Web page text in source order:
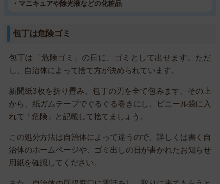
・マニキュアや除光液などの化粧品
包丁は危険ゴミ
包丁は「危険ゴミ」の日に、ゴミとして出せます。ただ
し、自治体によって捨て方が決められています。
新聞紙3枚を折り畳み、包丁の刃を全て包みます。その上
から、紙ガムテープでぐるぐる巻きにし、ビニール袋に入
れて「危険」と記載して捨てましょう。
この処分方法は自治体によって違うので、詳しくは書く自
治体のホームページや、ゴミ出しの日が書かれたお知らせ
用紙を確認してください。